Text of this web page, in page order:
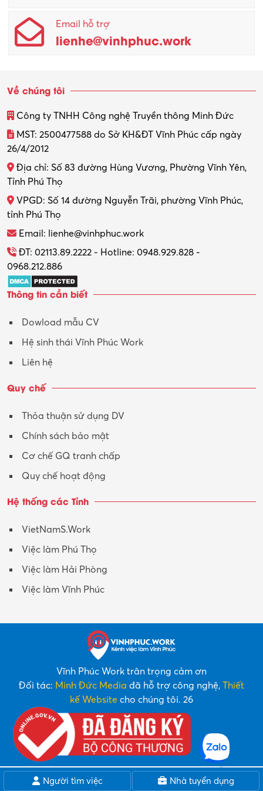
Quản lý sản xuất
Quản trị kinh doanh
Thiết kế nội thất
Thợ máy – Ô tô – Xe máy
Thực tập
Tổ chức sự kiện – Quà tặng
Trợ lý
Tư vấn
Tư vấn – Kiến trúc
Y tế-Dược
Email hỗ trợ
lienhe@vinhphuc.work
Về chúng tôi
Công ty TNHH Công nghệ Truyền thông Minh Đức
MST: 2500477588 do Sở KH&ĐT Vĩnh Phúc cấp ngày
26/4/2012
Địa chỉ: Số 83 đường Hùng Vương, Phường Vĩnh Yên,
Tỉnh Phú Thọ
VPGD: Số 14 đường Nguyễn Trãi, phường Vĩnh Phúc,
tỉnh Phú Thọ
Email: lienhe@vinhphuc.work
ĐT: 02113.89.2222 - Hotline: 0948.929.828 -
0968.212.886
Thông tin cần biết
Dowload mẫu CV
Hệ sinh thái Vĩnh Phúc Work
Liên hệ
Quy chế
Thỏa thuận sử dụng DV
Chính sách bảo mật
Cơ chế GQ tranh chấp
Quy chế hoạt động
Hệ thống các Tỉnh
VietNamS.Work
Việc làm Phú Thọ
Việc làm Hải Phòng
Việc làm Vĩnh Phúc
Vĩnh Phúc Work trân trọng cảm ơn
Đối tác: Minh Đức Media đã hỗ trợ công nghệ, Thiết
kế Website cho chúng tôi. 26
Người tìm việc Nhà tuyển dụng